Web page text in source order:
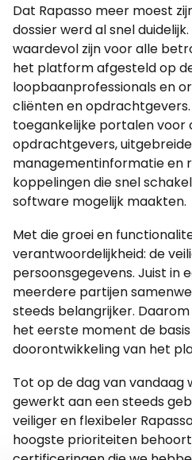
Dat Rapasso meer moest
dossier werd al snel
waardevol zijn voor alle
het platform afgesteld op
loopbaanprofessionals en
cliënten en
toegankelijke portalen voor
opdrachtgevers,
managementinformatie en
koppelingen die snel
software mogelijk maakten.
Met die groei en
verantwoordelijkheid: de
persoonsgegevens. Juist in
meerdere partijen
steeds belangrijker.
het eerste moment de
doorontwikkeling van het
Tot op de dag van vandaag
gewerkt aan een steeds
veiliger en flexibeler
hoogste prioriteiten